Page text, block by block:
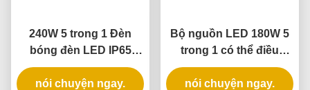
240W 5 trong 1 Đèn
bóng đèn LED IP65
Động cơ và nguồn điện
LED có thể tắt
nói chuyện ngay.
Bộ nguồn LED 180W 5
trong 1 có thể điều
chỉnh độ sáng, xếp
hạng IP65 cho ứng
nói chuyện ngay.